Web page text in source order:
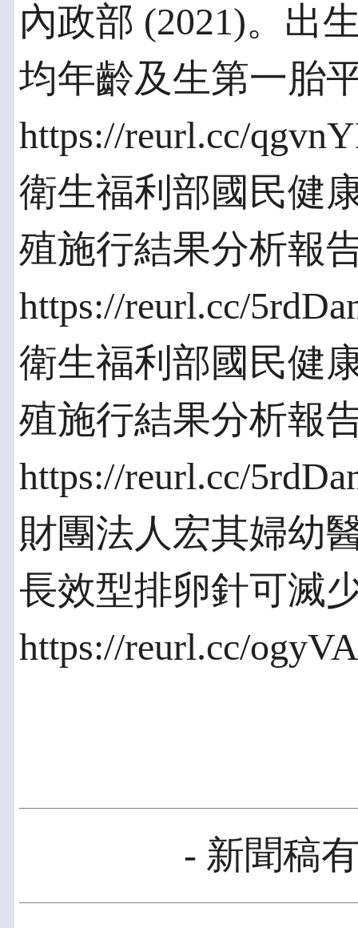
內政部 (2021)。出
均年齡及生第一胎
https://reurl.cc/
衛生福利部國民健
殖施行結果分析報
https://reurl.cc/
衛生福利部國民健
殖施行結果分析報
https://reurl.cc/
財團法人宏其婦幼
長效型排卵針可滅
https://reurl.cc/
- 新聞稿